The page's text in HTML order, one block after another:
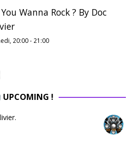
Wanna Rock ? By Doc
20:00- 21:00
UPCOMING !